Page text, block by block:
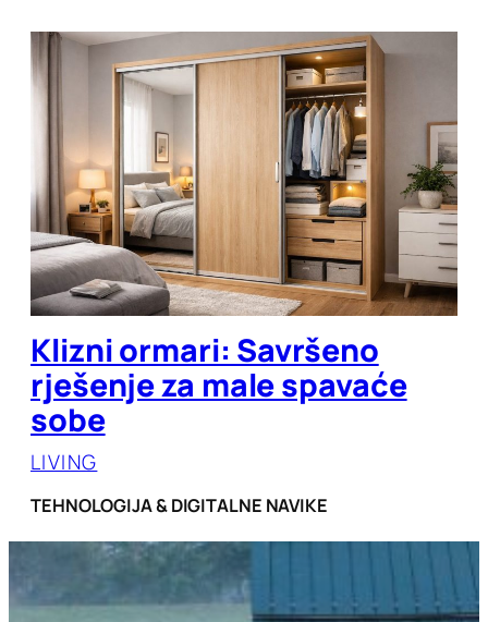
Klizni ormari: Savršeno
rješenje za male spavaće
sobe
LIVING
TEHNOLOGIJA & DIGITALNE NAVIKE